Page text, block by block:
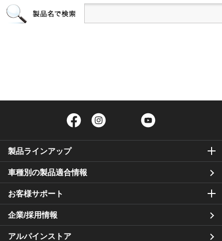
Facebook Twitter
製品ラインアップ
車種別の製品適合情報
お客様サポート
企業/採用情報
アルパインストア